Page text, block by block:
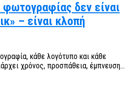
δεν είναι
– είναι κλοπή
κάθε λογότυπο και κάθε
χρόνος, προσπάθεια, έμπνευση...